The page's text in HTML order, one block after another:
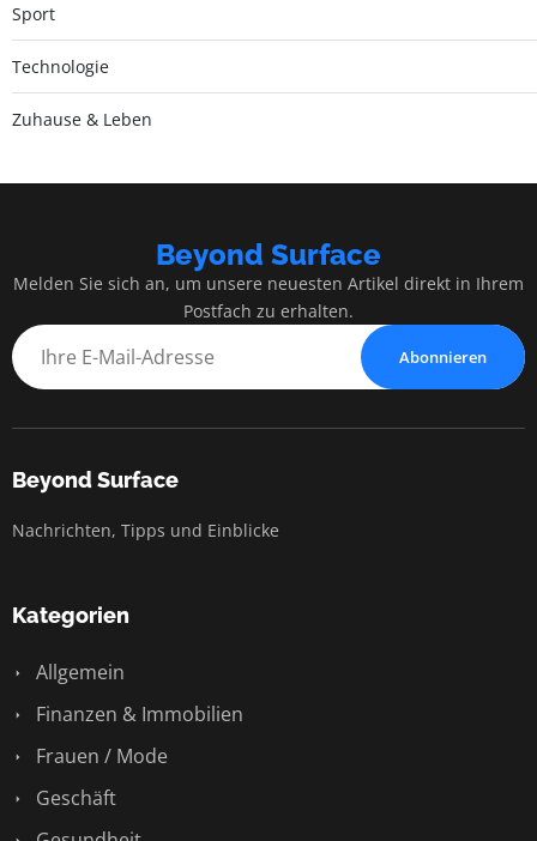
Sport
Technologie
Zuhause & Leben
Beyond Surface
Melden Sie sich an, um unsere neuesten Artikel direkt in Ihrem
Postfach zu erhalten.
Abonnieren
Beyond Surface
Nachrichten, Tipps und Einblicke
Kategorien
Allgemein
Finanzen & Immobilien
Frauen / Mode
Geschäft